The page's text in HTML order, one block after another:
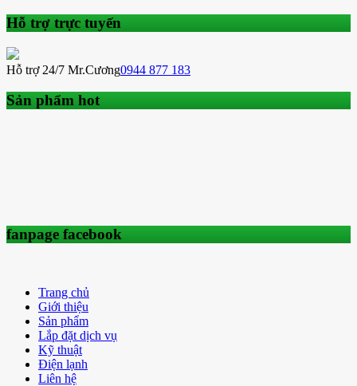
Hỗ trợ trực tuyến
Hỗ trợ 24/7 Mr.Cương0944 877 183
Sản phẩm hot
fanpage facebook
Trang chủ
Giới thiệu
Sản phẩm
Lắp đặt dịch vụ
Kỹ thuật
Điện lạnh
Liên hệ